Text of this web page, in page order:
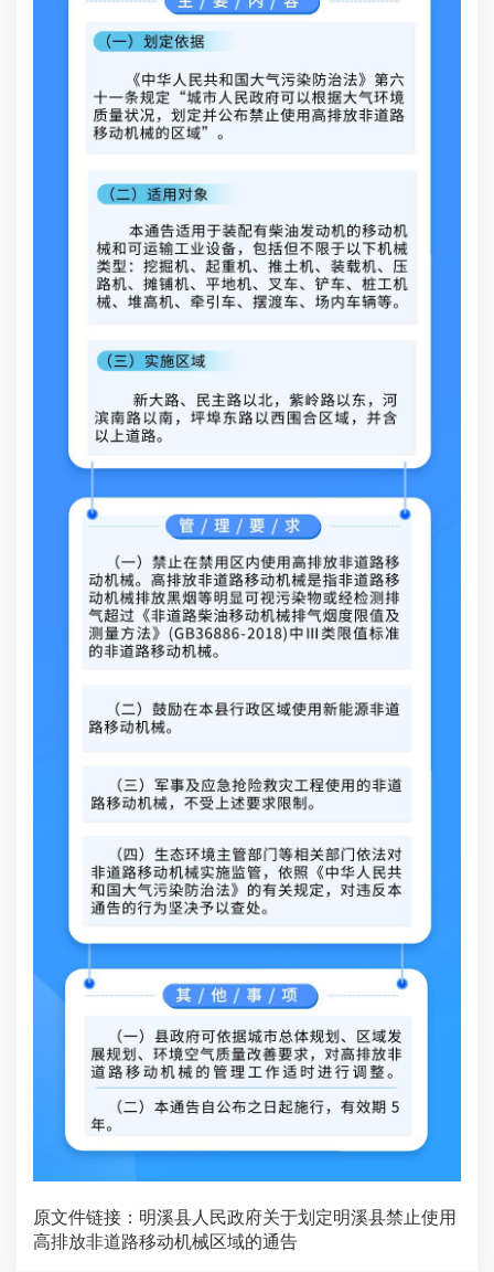
原文件链接： 明溪县人民政府关于划定明溪县禁止使用
高排放非道路移动机械区域的通告